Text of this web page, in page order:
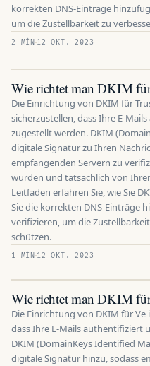
korrekten DNS-Einträge
um die Zustellbarkeit zu
2 MÍN 12 OKT. 2023
Wie richtet man DKIM
Die Einrichtung von DKIM für
sicherzustellen, dass Ihre E-
zugestellt werden. DKIM
digitale Signatur zu Ihren
empfangenden Servern zu
wurden und tatsächlich von
Leitfaden erfahren Sie, wie Sie
Sie die korrekten DNS-Einträge
verifizieren, um die
schützen.
1 MÍN 12 OKT. 2023
Wie richtet man DKIM
Die Einrichtung von DKIM für
dass Ihre E-Mails authentifiziert
DKIM (DomainKeys Identified
digitale Signatur hinzu, sodass